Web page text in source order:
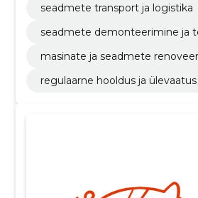
seadmete transport ja logistika
seadmete demonteerimine ja
masinate ja seadmete
regulaarne hooldus ja ülevaatus